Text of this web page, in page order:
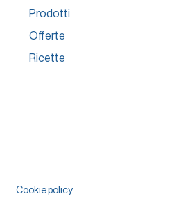
Prodotti
Offerte
Ricette
Cookie policy